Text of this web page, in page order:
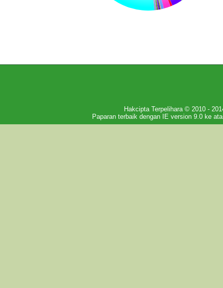
Hakcipta Terpelihara © 2010 -
Paparan terbaik dengan IE version 9.0 ke